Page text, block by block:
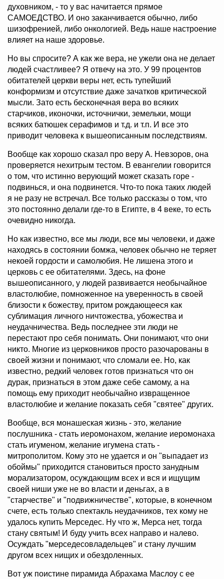
духовником, - то у вас начитается прямое
САМОЕДСТВО. И оно заканчивается обычно, либо
шизофренией, либо онкологией. Ведь наше настроение
влияет на наше здоровье.
Но вы спросите? А как же вера, не ужели она не делает
людей счастливее? Я отвечу на это. У 99 процентов
обитателей церкви веры нет, есть тупейший
конформизм и отсутствие даже зачатков критической
мысли. Зато есть бесконечная вера во всяких
старчиков, иконочки, источнички, земельки, мощи
всяких батюшек серафимов и т.д. и т.п. И все это
приводит человека к вышеописанным последствиям.
Вообще как хорошо сказал про веру А. Невзоров, она
проверяется нехитрым тестом. В евангелии говорится
о том, что истинно верующий может сказать горе -
подвинься, и она подвинется. Что-то пока таких людей
я не разу не встречал. Все только рассказы о том, что
это постоянно делали где-то в Египте, в 4 веке, то есть
очевидно никогда.
Но как известно, все мы люди, все мы человеки, и даже
находясь в состоянии бомжа, человек обычно не теряет
некоей гордости и самолюбия. Не лишена этого и
церковь с ее обитателями. Здесь, на фоне
вышеописанного, у людей развивается необычайное
властолюбие, помноженное на уверенность в своей
близости к божеству, притом рождающееся как
сублимация личного ничтожества, убожества и
неудачничества. Ведь последнее эти люди не
перестают про себя понимать. Они понимают, что они
никто. Многие из церковников просто разочарованы в
своей жизни и понимают, что сломали ее. Но, как
известно, редкий человек готов признаться что он
дурак, признаться в этом даже себе самому, а на
помощь ему приходит необычайно извращенное
властолюбие и желание показать себя "святее" других.
Вообще, вся монашеская жизнь - это, желание
послушника - стать иеромонахом, желание иеромонаха
стать игуменом, желание игумена стать -
митрополитом. Кому это не удается и он "выпадает из
обоймы" приходится становиться просто занудным
морализатором, осуждающим всех и вся и ищущим
своей ниши уже не во власти и деньгах, а в
"старчестве" и "подвижничестве", которые, в конечном
счете, есть только спектакль неудачников, тех кому не
удалось купить Мерседес. Ну что ж, Мерса нет, тогда
стану святым! И буду учить всех направо и налево.
Осуждать "мерседесовладельцев" и стану лучшим
другом всех нищих и обездоленных.
Вот уж поистине пирамида Абрахама Маслоу с ее